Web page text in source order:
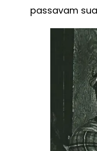
passavam